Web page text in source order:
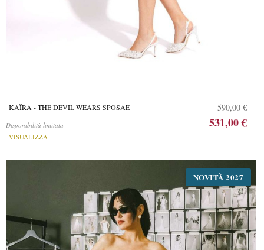
KAÏRA - THE DEVIL WEARS SPOSAE
Disponibilità limitata
VISUALIZZA
590,00 €
531,00 €
NOVITÀ 2027